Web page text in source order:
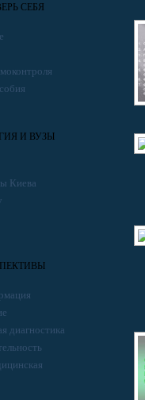
СЕБЯ
И ВУЗЫ
Киева
диагностика